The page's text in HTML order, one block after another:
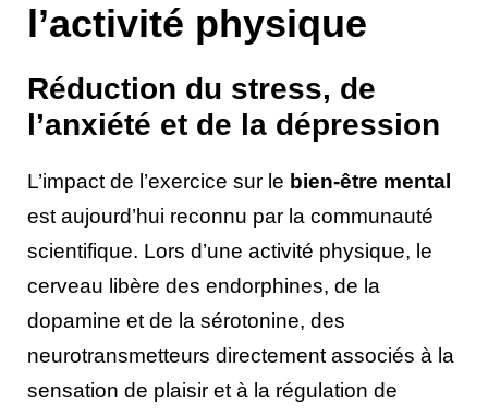
l’activité physique
Réduction du stress, de
l’anxiété et de la dépression
L’impact de l’exercice sur le bien-être mental
est aujourd’hui reconnu par la communauté
scientifique. Lors d’une activité physique, le
cerveau libère des endorphines, de la
dopamine et de la sérotonine, des
neurotransmetteurs directement associés à la
sensation de plaisir et à la régulation de